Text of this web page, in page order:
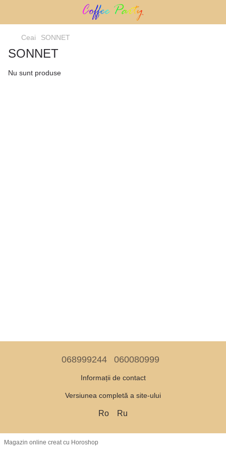
Ceai SONNET
SONNET
Nu sunt produse
068999244 060080999
Informații de contact
Versiunea completă a site-ului
Ro Ru
Magazin online creat cu Horoshop